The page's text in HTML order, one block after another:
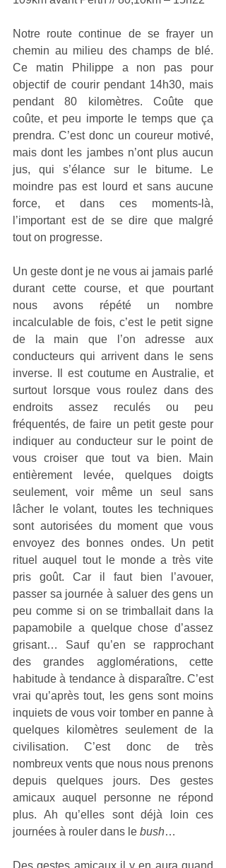
Notre route continue de se frayer un
chemin au milieu des champs de blé.
Ce matin Philippe a non pas pour
objectif de courir pendant 14h30, mais
pendant 80 kilomètres. Coûte que
coûte, et peu importe le temps que ça
prendra. C’est donc un coureur motivé,
mais dont les jambes n’ont plus aucun
jus, qui s’élance sur le bitume. Le
moindre pas est lourd et sans aucune
force, et dans ces moments-là,
l’important est de se dire que malgré
tout on progresse.
Un geste dont je ne vous ai jamais parlé
durant cette course, et que pourtant
nous avons répété un nombre
incalculable de fois, c’est le petit signe
de la main que l’on adresse aux
conducteurs qui arrivent dans le sens
inverse. Il est coutume en Australie, et
surtout lorsque vous roulez dans des
endroits assez reculés ou peu
fréquentés, de faire un petit geste pour
indiquer au conducteur sur le point de
vous croiser que tout va bien. Main
entièrement levée, quelques doigts
seulement, voir même un seul sans
lâcher le volant, toutes les techniques
sont autorisées du moment que vous
envoyez des bonnes ondes. Un petit
rituel auquel tout le monde a très vite
pris goût. Car il faut bien l’avouer,
passer sa journée à saluer des gens un
peu comme si on se trimballait dans la
papamobile a quelque chose d’assez
grisant… Sauf qu’en se rapprochant
des grandes agglomérations, cette
habitude à tendance à disparaître. C’est
vrai qu’après tout, les gens sont moins
inquiets de vous voir tomber en panne à
quelques kilomètres seulement de la
civilisation. C’est donc de très
nombreux vents que nous nous prenons
depuis quelques jours. Des gestes
amicaux auquel personne ne répond
plus. Ah qu’elles sont déjà loin ces
journées à rouler dans le bush…
Des gestes amicaux il y en aura quand